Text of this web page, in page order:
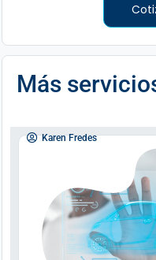
Más
Karen Fredes